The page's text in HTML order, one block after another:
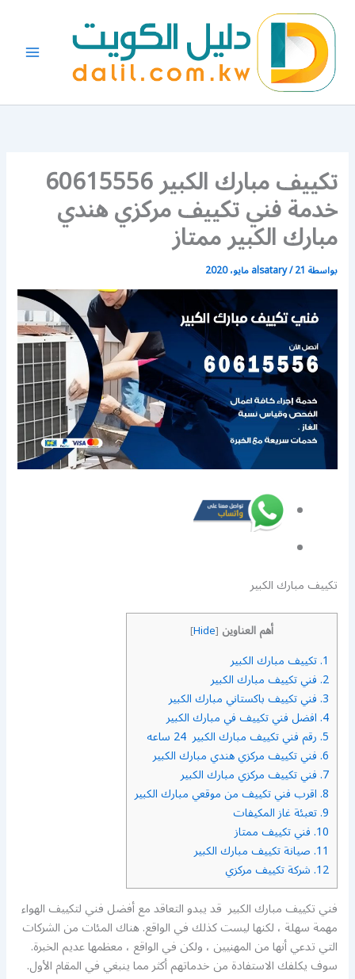
المحتوى
تكييف مبارك الكبير 60615556
خدمة فني تكييف مركزي هندي
مبارك الكبير ممتاز
بواسطة alsatary/21 مايو، 2020
تكييف مبارك الكبير
أهم العناوين [
Hide
]
1. تكييف مبارك الكبير
2. فني تكييف مبارك الكبير
3. فني تكييف باكستاني مبارك الكبير
4. افضل فني تكييف في مبارك الكبير
5. رقم فني تكييف مبارك الكبير 24 ساعه
6. فني تكييف مركزي هندي مبارك الكبير
7. فني تكييف مركزي مبارك الكبير
8. اقرب فني تكييف من موقعي مبارك الكبير
9. تعبئة غاز المكيفات
10. فني تكييف ممتاز
11. صيانة تكييف مبارك الكبير
12. شركة تكييف مركزي
فني تكييف مبارك الكبير قد يبدو التعاقد مع أفضل فني لتكييف الهواء
مهمة سهلة ، لكنها ليست كذلك في الواقع. هناك المئات من الشركات
التي تدعي أنها من المهنيين ، ولكن في الواقع ، معظمها عديم الخبرة.
سوف يكلفك الاستفادة من خدماتهم أكثر مما ينبغي في المقام الأول.